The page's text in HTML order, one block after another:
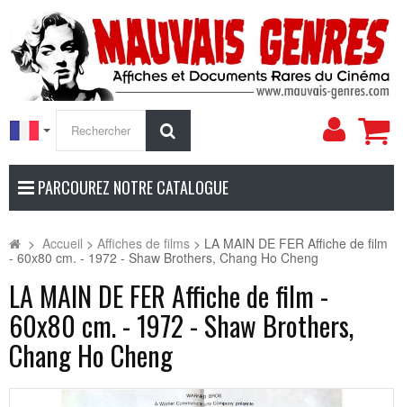
Mon
PARCOUREZ NOTRE CATALOGUE
> Accueil > Affiches de films > LA MAIN DE FER Affiche de film
- 60x80 cm. - 1972 - Shaw Brothers, Chang Ho Cheng
LA MAIN DE FER Affiche de film -
60x80 cm. - 1972 - Shaw Brothers,
Chang Ho Cheng